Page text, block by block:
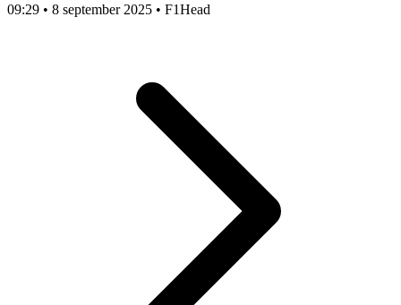
09:29 • 8 september 2025 • F1Head